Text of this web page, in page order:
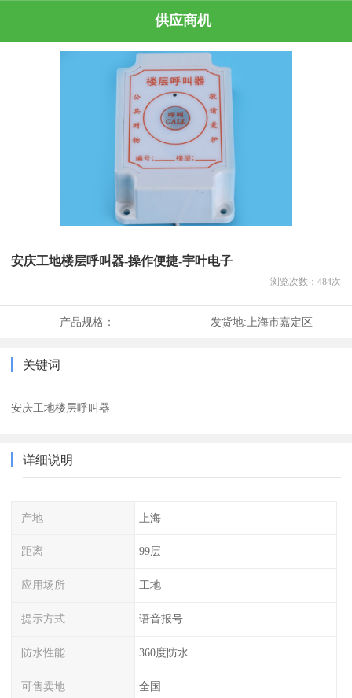
供应商机
安庆工地楼层呼叫器-操作便捷-宇叶电子
浏览次数： 484次
产品规格： 发货地:上海市嘉定区
关键词
安庆工地楼层呼叫器
详细说明
产地 上海
距离 99层
应用场所 工地
提示方式 语音报号
防水性能 360度防水
可售卖地 全国